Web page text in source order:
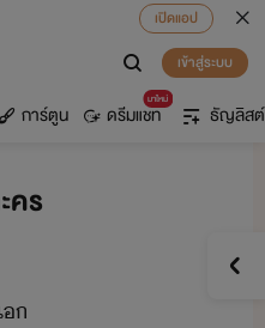
เปิดแอป
เข้าสู่ระบบ
การ์ตูน
มาใหม่
ดรีมแชท ธัญลิสต์
คร